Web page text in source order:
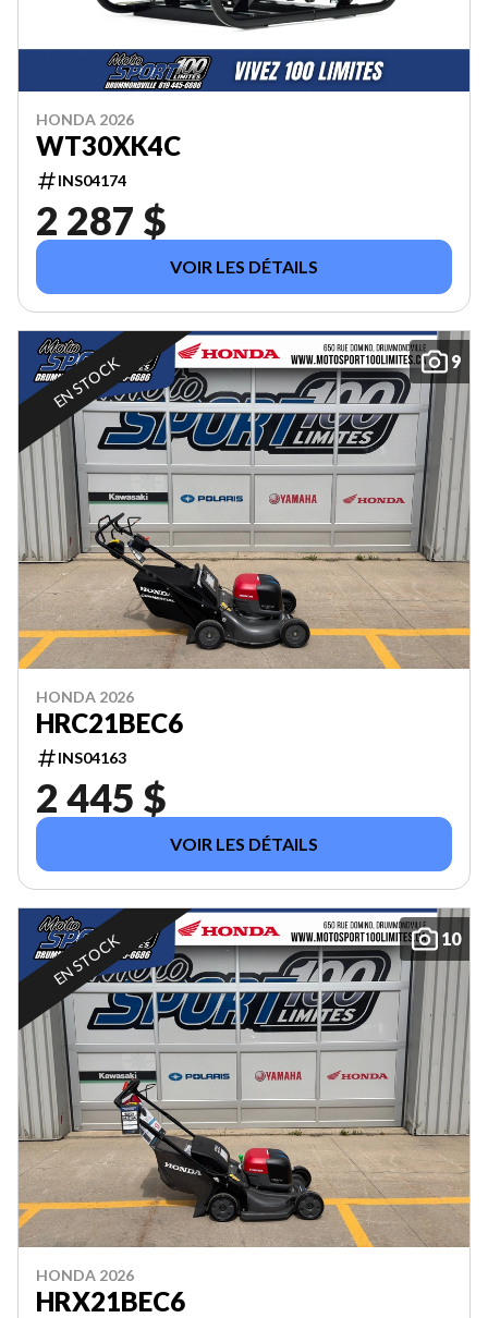
HONDA 2026
WT30XK4C
INS04174
2 287 $
VOIR LES DÉTAILS
9
EN STOCK
HONDA 2026
HRC21BEC6
INS04163
2 445 $
VOIR LES DÉTAILS
10
EN STOCK
HONDA 2026
HRX21BEC6